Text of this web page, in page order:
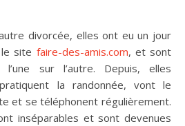
divorcée, elles ont eu un jour
le site faire-des-amis.com, et sont
sur l’autre. Depuis, elles
la randonnée, vont le
et se téléphonent régulièrement.
inséparables et sont devenues